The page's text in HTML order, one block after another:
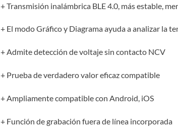
+ Transmisión inalámbrica BLE 4.0, más estable,
+ El modo Gráfico y Diagrama ayuda a analizar la
+ Admite detección de voltaje sin contacto NCV
+ Prueba de verdadero valor eficaz compatible
+ Ampliamente compatible con Android, iOS
+ Función de grabación fuera de línea incorporada